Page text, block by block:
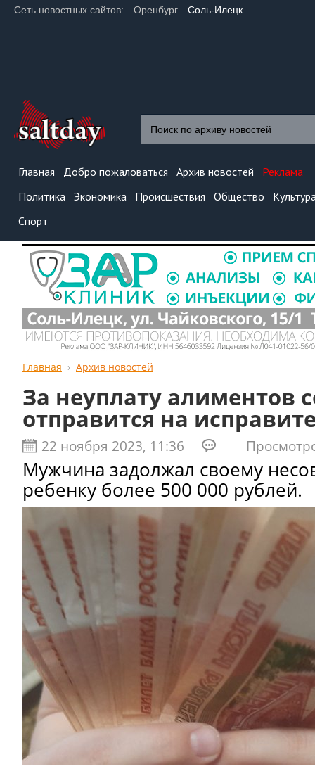
Сеть новостных сайтов: Оренбург Соль-Илецк
Главная Добро пожаловаться Архив новостей
Реклама
Политика Экономика Происшествия Общество
Спорт
Главная Архив новостей
За неуплату алиментов
отправится на
22 ноября 2023, 11:36
Мужчина задолжал своему
ребенку более 500 000 рублей.